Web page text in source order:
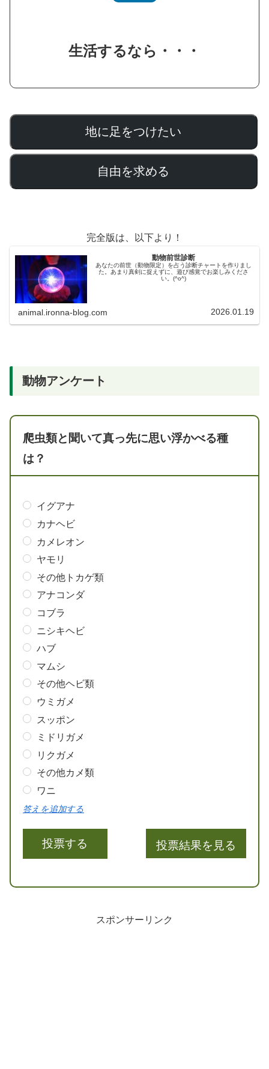
生活するなら・・・
地に足をつけたい
自由を求める
完全版は、以下より！
動物前世診断
あなたの前世（動物限定）を占う診断チャートを作りまし
た。あまり真剣に捉えずに、遊び感覚でお楽しみくださ
い。(^o^)
animal.ironna-blog.com 2026.01.19
動物アンケート
爬虫類と聞いて真っ先に思い浮かべる種
は？
イグアナ
カナヘビ
カメレオン
ヤモリ
その他トカゲ類
アナコンダ
コブラ
ニシキヘビ
ハブ
マムシ
その他ヘビ類
ウミガメ
スッポン
ミドリガメ
リクガメ
その他カメ類
ワニ
答えを追加する
投票結果を見る
スポンサーリンク